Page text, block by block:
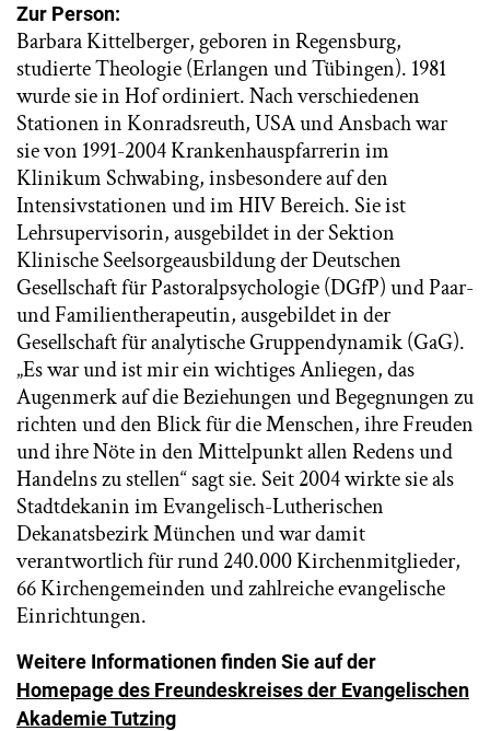
Zur Person:
Barbara Kittelberger, geboren in Regensburg,
studierte Theologie (Erlangen und Tübingen). 1981
wurde sie in Hof ordiniert. Nach verschiedenen
Stationen in Konradsreuth, USA und Ansbach war
sie von 1991-2004 Krankenhauspfarrerin im
Klinikum Schwabing, insbesondere auf den
Intensivstationen und im HIV Bereich. Sie ist
Lehrsupervisorin, ausgebildet in der Sektion
Klinische Seelsorgeausbildung der Deutschen
Gesellschaft für Pastoralpsychologie (DGfP) und Paar-
und Familientherapeutin, ausgebildet in der
Gesellschaft für analytische Gruppendynamik (GaG).
„Es war und ist mir ein wichtiges Anliegen, das
Augenmerk auf die Beziehungen und Begegnungen zu
richten und den Blick für die Menschen, ihre Freuden
und ihre Nöte in den Mittelpunkt allen Redens und
Handelns zu stellen“ sagt sie. Seit 2004 wirkte sie als
Stadtdekanin im Evangelisch-Lutherischen
Dekanatsbezirk München und war damit
verantwortlich für rund 240.000 Kirchenmitglieder,
66 Kirchengemeinden und zahlreiche evangelische
Einrichtungen.
Weitere Informationen finden Sie auf der
Homepage des Freundeskreises der Evangelischen
Akademie Tutzing